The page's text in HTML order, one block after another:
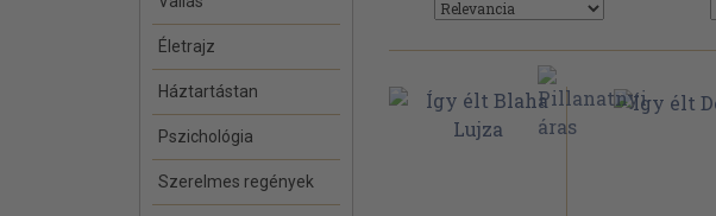
Életrajz
Háztartástan
Pszichológia
Szerelmes regények